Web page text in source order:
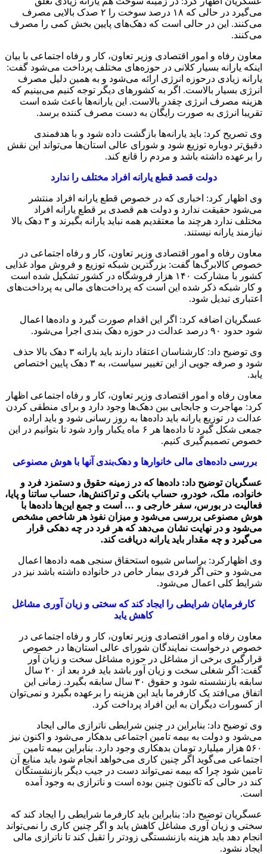
می‌گیرد در حالی که ۱۸ درصد سوخت را ۲ صدک بالایی مصرف
می‌کنند. این در حالی است که دهک‌های پایین بخش کمی را مصرف‌
می‌کنند.
معاون رفاه و امور اقتصادی وزیر تعاون، کار و رفاه اجتماعی با بیان
اینکه یارانه بسیار کلانی در حوزه‌های مختلف پرداخت می‌شود گفت:
یارانه زیادی درحوزه انرژی ارائه‌ می‌شود و به همین دلیل مصرف
انرژی بسیار بالاست‌. اگر به کشورهای دیگر توجه کنیم می‌بینیم که
هزینه مصرف انرژی چقدر بالاست‌. این یارانه‌ها باعث شده است
تقریبا انرژی به صورت رایگان به دست مصرف کننده برسد.
وی تصریح کرد: باید یارانه‌ها بازگشت داده شود و با هدفمندی
دقیق‌تر دوباره توزیع شود و شورای عالی استان‌ها می‌تواند این نقش
را برعهده داشته باشد و مردم را قانع کند.
دولت قصد قطع یارانه افراد مختلف را ندارد
وی اظهار کرد: اخباری که در خصوص قطع یارانه افراد منتشر
می‌شود حقیقت ندارد و دولت هم قصدی بر قطع یارانه افراد
مختلف ندارد هرچند ما معتقدیم همه نباید یارانه بگیرند و ۳ دهک بالا
نیازمند یارانه نیستند.
معاون رفاه و امور اقتصادی وزیر تعاون، کار و رفاه اجتماعی در
خصوص کالابرگ‌ها گفت: بزرگترین شبکه توزیع و فروش مواد غذایی
کشور با مشارکت ۱۴۰ هزار فروشگاه در کشور تشکیل شده است
و کار شبکه ذکر شده این است که پرداخت‌های مالی به پرداخت‌های
اعتباری تبدیل شود.
عسگریان اضافه کرد: اگر این اقدام صورت گیرد و داده‌ها اعمال
شود حدود ۹۰ درصد عدالت در حوزه دهک بندی اجرا می‌شود.
وی توضیح داد: کارشناسان اعتقاد دارند باید یارانه ۳ دهک بالا حذف
شود و صرفه جویی از این تغییر سیاست، به ۳ دهک پایین اختصاص
یابد.
معاون رفاه و امور اقتصادی وزیر تعاون، کار و رفاه اجتماعی اظهار
کرد: مهاجرت و جابجایی بین دهک‌ها وجود دارد و برای منطقی کردن
عدالت در توزیع یارانه باید داده‌ها به روز رسانی شود و باید اراده
جمعی شکل گیرد تا داده‌ها هر ۶ ماه یکبار وارد شود تا بتوانیم در این
خصوص تصمیم‌گیری کنیم‌.
بررسی داده‌های مالی خانوارها و دهک‌بندی آنها با هوش مصنوعی
عسگریان توضیح داد: داده‌ها که در زمینه حقوق و دستمزد فرد و
خانواده، ملک، خودرو، حساب بانکی و تراکنش‌ها، حساب ساتنا و پایا،
فعالیت در بورس، سفر خارجی و … است و جمع این‌ها داده‌ها با
هوش مصنوعی بررسی‌ می‌شود و میزان نفوذ هر شاخص مشخص
می‌شود و در نهایت نشان می‌دهد که هر فرد در چه دهکی قرار
می‌گیرد و چه مقدار باید یارانه دریافت کند.
وی اظهارکرد: براساس شیوه استحقاق سنجی همه داده‌ها اعمال‌
می‌شود و حتی اگر فردی بیمار خاص در خانواده داشته باشد نیز در
شرایط کلی اعمال‌ می‌شود.
کارفرمایان شرایطی را ایجاد کند که سختی و زیان آوری مشاغل
کاهش یابد
معاون رفاه و امور اقتصادی وزیر تعاون، کار و رفاه اجتماعی در
خصوص درخواست نمایندگان شورای عالی استان‌ها در خصوص
قرارگیری برخی از مشاغل در حوزه مشاغل سخت و زیان آور
گفت: اگر شغلی سخت و زیان آور باشد باید فرد بعد از ۲۰ سال
سابقه بازنشسته شود و حقوق ۳۰ سال سابقه بگیرد. زمانی این
اتفاق‌ می‌افتد یک کارفرما باید این هزینه را برعهده بگیرد و نمی‌توان
از کسورات دیگران به این افراد پرداخت کرد.
وی توضیح داد: بنابراین در چنین شرایطی ناترازی مالی ایجاد
می‌شود و دولت به بیمه تامین اجتماعی بدهکار می‌شود و اکنون نیز
۵۶۰ هزار میلیارد تومان بدهکاری وجود دارد. بنابراین بیمه تامین
اجتماعی می‌گوید اگر چنین کاری‌ می‌خواهد انجام شود باید منابع آن
تامین شود چرا که بیمه نمی‌تواند دست در جیب دیگر بازنشستگان
کند در حالی که تاکنون چنین بوده است و ناترازی به وجود آمده
است‌.
عسگریان توضیح داد: بنابراین باید کارفرما شرایطی را ایجاد کند که
سختی و زیان آوری مشاغل کاهش یابد و اگر چنین کاری را نمی‌تواند
انجام دهد باید هزینه بازنشستگی زودتر را تقبل کند تا ناترازی مالی
ایجاد نشود.